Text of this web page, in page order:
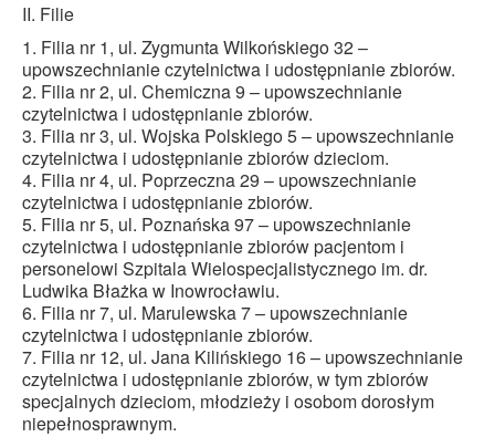
II. Filie
1. Filia nr 1, ul. Zygmunta Wilkońskiego 32 –
upowszechnianie czytelnictwa i udostępnianie zbiorów.
2. Filia nr 2, ul. Chemiczna 9 – upowszechnianie
czytelnictwa i udostępnianie zbiorów.
3. Filia nr 3, ul. Wojska Polskiego 5 – upowszechnianie
czytelnictwa i udostępnianie zbiorów dzieciom.
4. Filia nr 4, ul. Poprzeczna 29 – upowszechnianie
czytelnictwa i udostępnianie zbiorów.
5. Filia nr 5, ul. Poznańska 97 – upowszechnianie
czytelnictwa i udostępnianie zbiorów pacjentom i
personelowi Szpitala Wielospecjalistycznego im. dr.
Ludwika Błażka w Inowrocławiu.
6. Filia nr 7, ul. Marulewska 7 – upowszechnianie
czytelnictwa i udostępnianie zbiorów.
7. Filia nr 12, ul. Jana Kilińskiego 16 – upowszechnianie
czytelnictwa i udostępnianie zbiorów, w tym zbiorów
specjalnych dzieciom, młodzieży i osobom dorosłym
niepełnosprawnym.